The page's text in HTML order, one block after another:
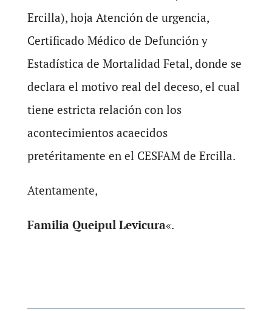
Ercilla), hoja Atención de urgencia,
Certificado Médico de Defunción y
Estadística de Mortalidad Fetal, donde se
declara el motivo real del deceso, el cual
tiene estricta relación con los
acontecimientos acaecidos
pretéritamente en el CESFAM de Ercilla.
Atentamente,
Familia Queipul Levicura«.